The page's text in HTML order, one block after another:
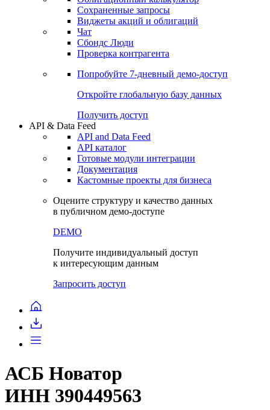
Сохраненные запросы
Виджеты акций и облигаций
Чат
Сбондс Люди
Проверка контрагента
Попробуйте 7-дневный демо-доступ
Откройте глобальную базу данных
Получить доступ
API & Data Feed
API and Data Feed
API каталог
Готовые модули интеграции
Документация
Кастомные проекты для бизнеса
Оцените структуру и качество данных
в публичном демо-доступе
DEMO
Получите индивидуальный доступ
к интересующим данным
Запросить доступ
АСБ Новатор
ИНН 390449563